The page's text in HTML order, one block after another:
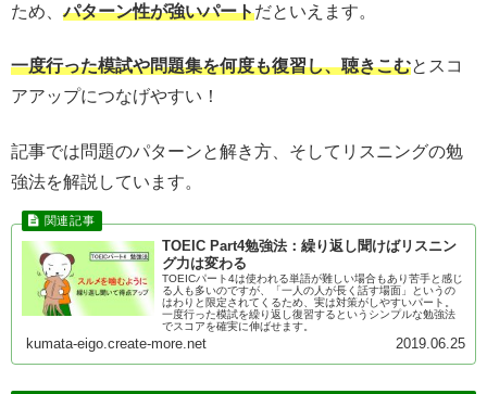
ため、パターン性が強いパートだといえます。
一度行った模試や問題集を何度も復習し、聴きこむとスコ
アアップにつなげやすい！
記事では問題のパターンと解き方、そしてリスニングの勉
強法を解説しています。
TOEIC Part4勉強法：繰り返し聞けばリスニン
グ力は変わる
TOEICパート4は使われる単語が難しい場合もあり苦手と感じ
る人も多いのですが、「一人の人が長く話す場面」というの
はわりと限定されてくるため、実は対策がしやすいパート。
一度行った模試を繰り返し復習するというシンプルな勉強法
でスコアを確実に伸ばせます。
kumata-eigo.create-more.net 2019.06.25